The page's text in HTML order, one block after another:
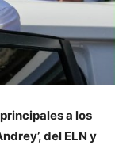
a los
del ELN y